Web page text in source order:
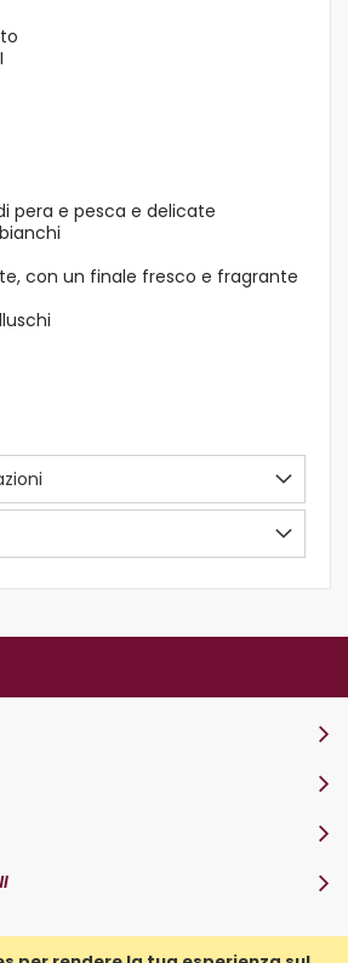
pera e pesca e delicate
con un finale fresco e fragrante